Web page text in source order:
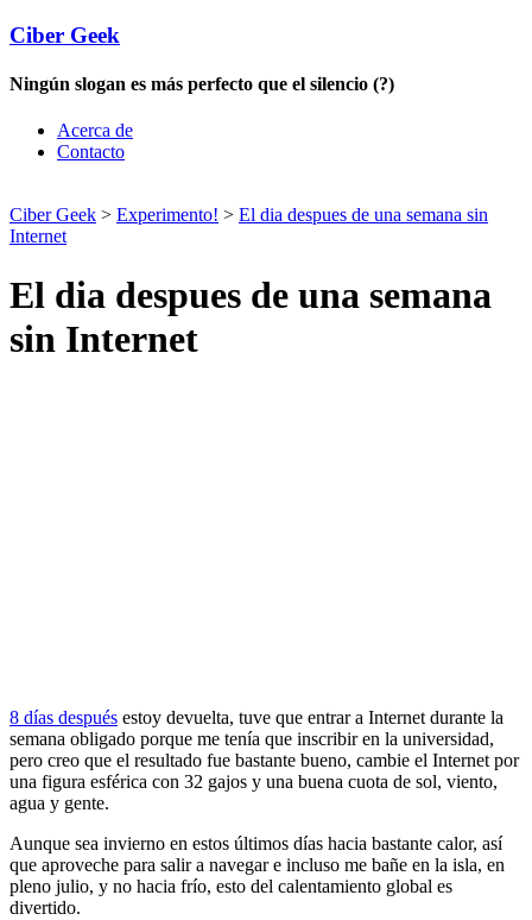
Ciber Geek
Ningún slogan es más perfecto que el silencio (?)
Acerca de
Contacto
Ciber Geek > Experimento! > El dia despues de una semana sin
Internet
El dia despues de una semana
sin Internet
8 días después estoy devuelta, tuve que entrar a Internet durante la
semana obligado porque me tenía que inscribir en la universidad,
pero creo que el resultado fue bastante bueno, cambie el Internet por
una figura esférica con 32 gajos y una buena cuota de sol, viento,
agua y gente.
Aunque sea invierno en estos últimos días hacia bastante calor, así
que aproveche para salir a navegar e incluso me bañe en la isla, en
pleno julio, y no hacia frío, esto del calentamiento global es
divertido.